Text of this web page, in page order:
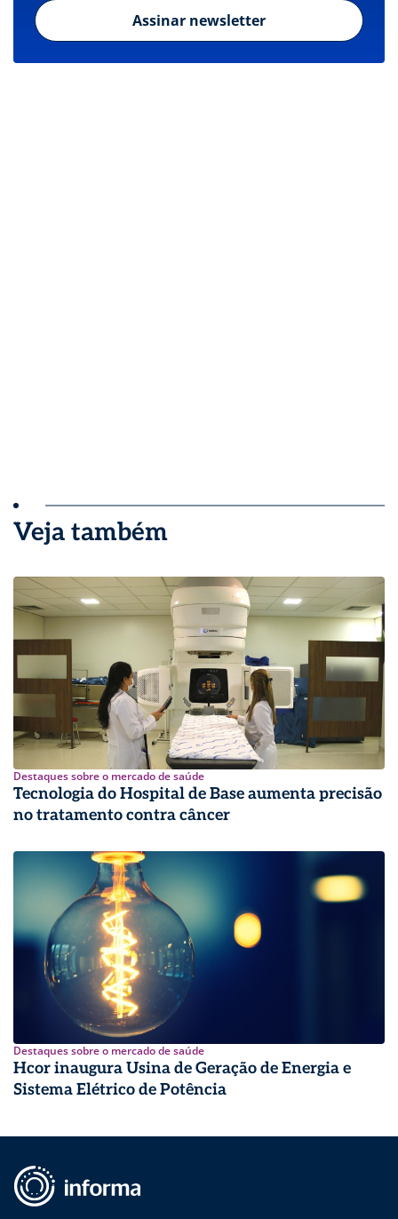
Assinar newsletter
Veja também
Destaques sobre o mercado de saúde
Tecnologia do Hospital de Base aumenta precisão
no tratamento contra câncer
Destaques sobre o mercado de saúde
Hcor inaugura Usina de Geração de Energia e
Sistema Elétrico de Potência